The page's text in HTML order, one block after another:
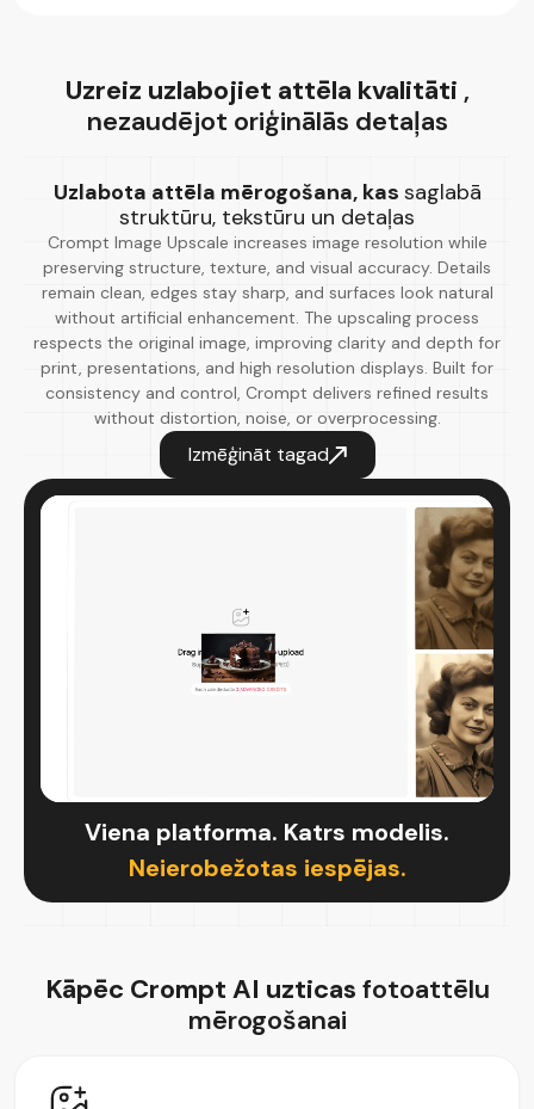
Uzreiz uzlabojiet attēla kvalitāti ,
nezaudējot oriģinālās detaļas
Uzlabota attēla mērogošana, kas saglabā
struktūru, tekstūru un detaļas
Crompt Image Upscale increases image resolution while
preserving structure, texture, and visual accuracy. Details
remain clean, edges stay sharp, and surfaces look natural
without artificial enhancement. The upscaling process
respects the original image, improving clarity and depth for
print, presentations, and high resolution displays. Built for
consistency and control, Crompt delivers refined results
without distortion, noise, or overprocessing.
Izmēģināt tagad
Viena platforma. Katrs modelis.
Neierobežotas iespējas.
Kāpēc Crompt AI uzticas fotoattēlu
mērogošanai